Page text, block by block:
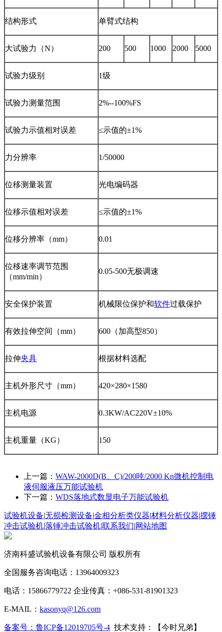
结构形式 单臂式结构
大试验力（N） 200 500 1000 2000 5000
试验力级别 1级
试验力测量范围 2%--100%FS
试验力示值相对误差 ≤示值的±1%
力分辨率 1/50000
位移测量装置 光电编码器
位移示值相对误差 ≤示值的±1%
位移分辨率（mm） 0.01
位移速率调节范围
（mm/min）
0.05-500无极调速
安全保护装置 机械限位保护和软件过载保护
有效拉伸空间（mm） 600（加高型850）
拉伸夹具 根据材料选配
主机外形尺寸（mm） 420×280×1580
主机电源 0.3KW/AC220V±10%
主机重量（KG） 150
上一篇： WAW-2000D(B、C)/200吨/2000 Kn微机控制电
液伺服液压万能试验机
下一篇： WDS落地式数显电子万能试验机
试验机设备|无损检测设备|金相分析类仪器|材料分析仪器|摆锤
冲击试验机|落锤冲击试验机|联系我们|网站地图
济南科盛试验机设备有限公司 版权所有
全国服务咨询电话：13964009323
电话：15866779722 企业传真：+086-531-81901323
E-MAIL： kasonyq@126.com
备案号：鲁ICP备12019705号-4 技术支持：【今时兄弟】